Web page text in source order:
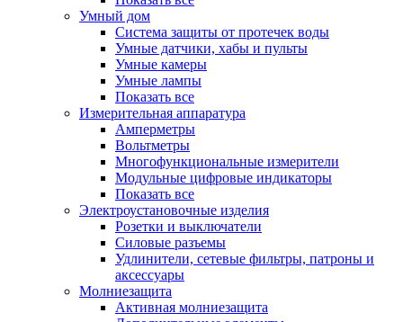
Умный дом
Система защиты от протечек воды
Умные датчики, хабы и пульты
Умные камеры
Умные лампы
Показать все
Измерительная аппаратура
Амперметры
Вольтметры
Многофункциональные измерители
Модульные цифровые индикаторы
Показать все
Электроустановочные изделия
Розетки и выключатели
Силовые разъемы
Удлинители, сетевые фильтры, патроны и
аксессуары
Молниезащита
Активная молниезащита